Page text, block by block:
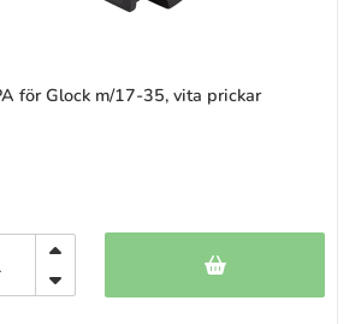
för Glock m/17-35, vita prickar